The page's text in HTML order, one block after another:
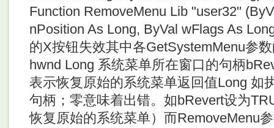
Function RemoveMenu Lib "user32"
nPosition As Long, ByVal wFlags As
的X按钮失效其中各GetSystemMenu参
hwnd Long 系统菜单所在窗口的句柄
表示恢复原始的系统菜单返回值Long 如
句柄；零意味着出错。如bRevert设为
恢复原始的系统菜单）而RemoveMenu